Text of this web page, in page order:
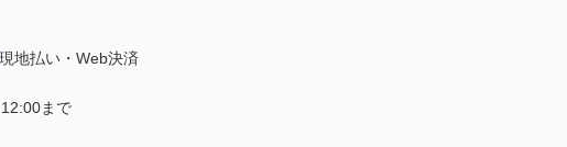
現地払い・Web決済
まで